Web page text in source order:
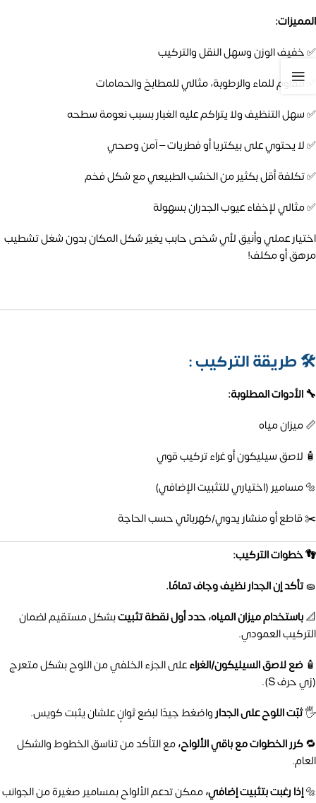
المميزات:
✅ خفيف الوزن وسهل النقل والتركيب
✅ مقاوم للماء والرطوبة، مثالي للمطابخ والحمامات
✅ سهل التنظيف ولا يتراكم عليه الغبار بسبب نعومة سطحه
✅ لا يحتوي على بيكتريا أو فطريات – آمن وصحي
✅ تكلفة أقل بكثير من الخشب الطبيعي مع شكل فخم
✅ مثالي لإخفاء عيوب الجدران بسهولة
اختيار عملي وأنيق لأي شخص حابب يغير شكل المكان بدون شغل تشطيب
مرهق أو مكلف!
🛠️طريقة التركيب :
🔧 الأدوات المطلوبة:
📏 ميزان مياه
🧴 لاصق سيليكون أو غراء تركيب قوي
🔩 مسامير (اختياري للتثبيت الإضافي)
✂️ قاطع أو منشار يدوي/كهربائي حسب الحاجة
👣 خطوات التركيب:
🧽تأكد إن الجدار نظيف وجاف تمامًا.
📐باستخدام ميزان المياه، حدد أول نقطة تثبيتبشكل مستقيم لضمان
التركيب العمودي.
🧴 ضع لاصق السيليكون/الغراءعلى الجزء الخلفي من اللوح بشكل متعرج
(زي حرف S).
🖐️ثبّت اللوح على الجدارواضغط جيدًا لبضع ثوانٍ علشان يثبت كويس.
🔁كرر الخطوات مع باقي الألواح،مع التأكد من تناسق الخطوط والشكل
العام.
🔩إذا رغبت بتثبيت إضافي،ممكن تدعم الألواح بمسامير صغيرة من الجوانب